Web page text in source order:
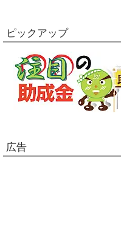
ピックアップ
広告